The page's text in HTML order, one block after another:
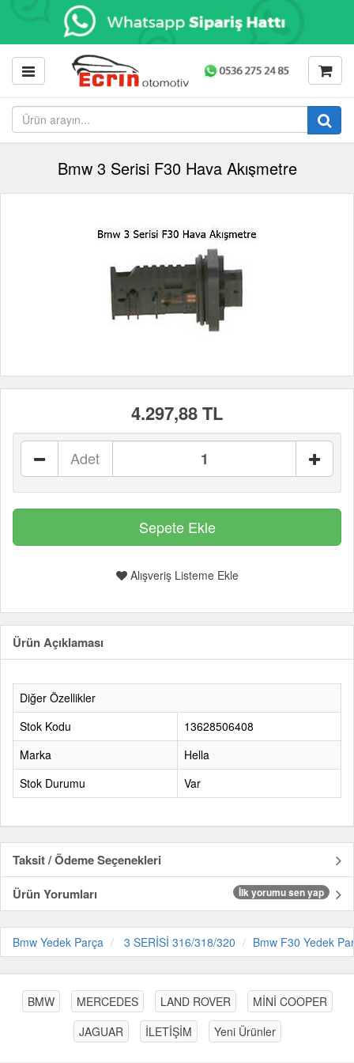
Bmw 3 Serisi F30 Hava Akışmetre
4.297,88 TL
Adet
Alışveriş Listeme Ekle
Ürün Açıklaması
Diğer Özellikler
Stok Kodu
13628506408
Marka
Hella
Stok Durumu
Var
Taksit / Ödeme Seçenekleri
Ürün Yorumları
İlk yorumu sen yap
Bmw Yedek Parça 3 SERİSİ 316/318/320 Bmw F30 Yedek
BMW MERCEDES LAND ROVER
MİNİ COOPER
JAGUAR
İLETİŞİM Yeni Ürünler